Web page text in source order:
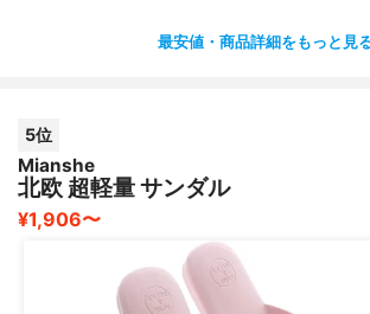
最安値・商品詳細をもっと見
5位
Mianshe
北欧 超軽量 サンダル
¥1,906〜